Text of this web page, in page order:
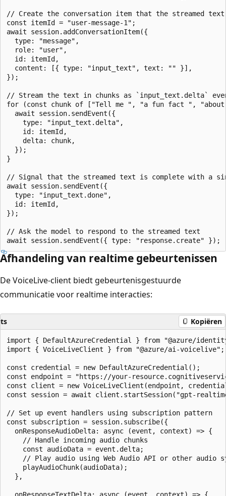
// Create the conversation item that the streamed text
const itemId = "user-message-1";
await session.addConversationItem({
  type: "message",
  role: "user",
  id: itemId,
  content: [{ type: "input_text", text: "" }],
});
// Stream the text in chunks as `input_text.delta`
for (const chunk of ["Tell me ", "a fun fact ",
  await session.sendEvent({
    type: "input_text.delta",
    id: itemId,
    delta: chunk,
  });
}
// Signal that the streamed text is complete with a
await session.sendEvent({
  type: "input_text.done",
  id: itemId,
});
// Ask the model to respond to the streamed text
Afhandeling van realtime gebeurtenissen
De VoiceLive-client biedt gebeurtenisgestuurde
communicatie voor realtime interacties:
ts Kopiëren
import { DefaultAzureCredential } from "@azure/
import { VoiceLiveClient } from "@azure/ai-voicelive";
const credential = new DefaultAzureCredential();
const endpoint = "https://your-
const client = new VoiceLiveClient(endpoint,
const session = await client.startSession("gpt-
// Set up event handlers using subscription pattern
const subscription = session.subscribe({
  onResponseAudioDelta: async (event, context) => {
    // Handle incoming audio chunks
    const audioData = event.delta;
// Play audio using Web Audio API or other audio
    playAudioChunk(audioData);
  },
  onResponseTextDelta: async (event, context) => {